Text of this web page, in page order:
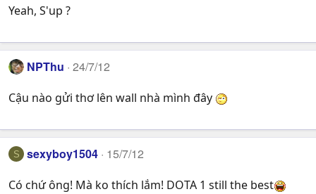
Yeah, S'up ?
NPThu 24/7/12
Cậu nào gửi thơ lên wall nhà mình đây
S sexyboy1504 15/7/12
Có chứ ông! Mà ko thích lắm! DOTA 1 still the best